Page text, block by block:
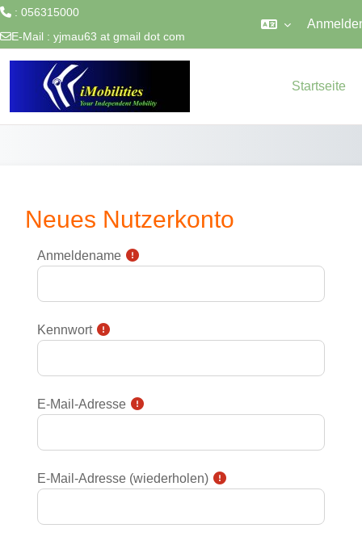
: 056315000
E-Mail : yjmau63 at gmail dot com
Startseite
Neues Nutzerkonto
Anmeldename
Kennwort
E-Mail-Adresse
E-Mail-Adresse (wiederholen)